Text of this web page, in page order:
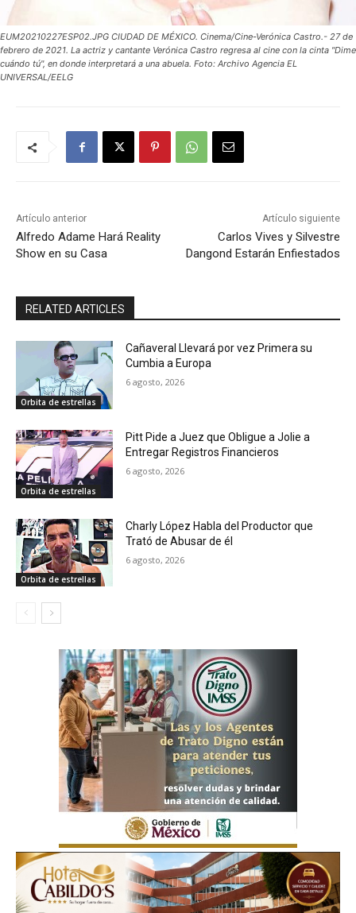
EUM20210227ESP02.JPG CIUDAD DE MÉXICO. Cinema/Cine-Verónica Castro.- 27 de
febrero de 2021. La actriz y cantante Verónica Castro regresa al cine con la cinta "Dime
cuándo tú", en donde interpretará a una abuela. Foto: Archivo Agencia EL
UNIVERSAL/EELG
Artículo anterior
Alfredo Adame Hará Reality
Show en su Casa
Artículo siguiente
Carlos Vives y Silvestre
Dangond Estarán Enfiestados
RELATED ARTICLES
Orbita de estrellas
Cañaveral Llevará por vez Primera su
Cumbia a Europa
6 agosto, 2026
Orbita de estrellas
Pitt Pide a Juez que Obligue a Jolie a
Entregar Registros Financieros
6 agosto, 2026
Orbita de estrellas
Charly López Habla del Productor que
Trató de Abusar de él
6 agosto, 2026